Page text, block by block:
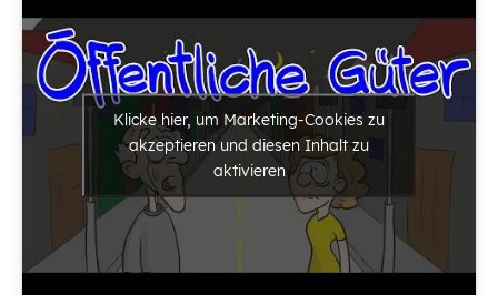
Klicke hier, um Marketing-Cookies zu
akzeptieren und diesen Inhalt zu
aktivieren